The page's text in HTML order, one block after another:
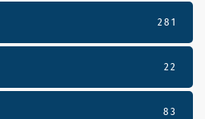
281
22
83